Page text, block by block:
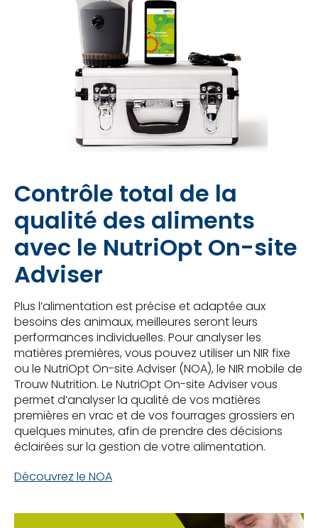
Contrôle total de la
qualité des aliments
avec le NutriOpt On-site
Adviser
Plus l’alimentation est précise et adaptée aux
besoins des animaux, meilleures seront leurs
performances individuelles. Pour analyser les
matières premières, vous pouvez utiliser un NIR fixe
ou le NutriOpt On-site Adviser (NOA), le NIR mobile de
Trouw Nutrition. Le NutriOpt On-site Adviser vous
permet d’analyser la qualité de vos matières
premières en vrac et de vos fourrages grossiers en
quelques minutes, afin de prendre des décisions
éclairées sur la gestion de votre alimentation.
Découvrez le NOA